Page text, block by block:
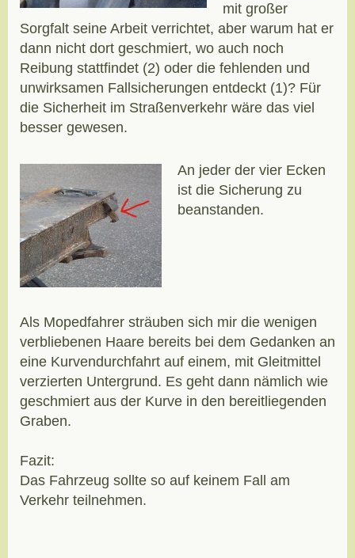
mit großer
Sorgfalt seine Arbeit verrichtet, aber warum hat er
dann nicht dort geschmiert, wo auch noch
Reibung stattfindet (2) oder die fehlenden und
unwirksamen Fallsicherungen entdeckt (1)? Für
die Sicherheit im Straßenverkehr wäre das viel
besser gewesen.
An jeder der vier Ecken
ist die Sicherung zu
beanstanden.
Als Mopedfahrer sträuben sich mir die wenigen
verbliebenen Haare bereits bei dem Gedanken an
eine Kurvendurchfahrt auf einem, mit Gleitmittel
verzierten Untergrund. Es geht dann nämlich wie
geschmiert aus der Kurve in den bereitliegenden
Graben.
Fazit:
Das Fahrzeug sollte so auf keinem Fall am
Verkehr teilnehmen.